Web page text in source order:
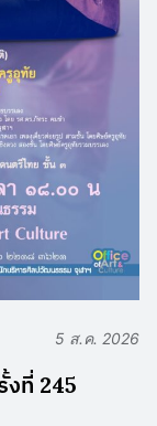
5 ส.ค. 2026
งที่ 245